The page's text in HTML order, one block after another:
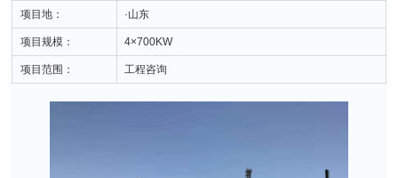
项目地： ·山东
项目规模： 4×700KW
项目范围： 工程咨询